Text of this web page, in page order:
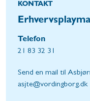
KONTAKT
Telefon
21 83 32 31
Send en mail til
asjte@vordingborg.dk